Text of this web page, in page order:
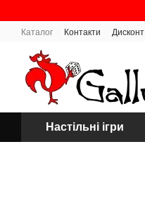
Каталог Контакти Дисконт
Настільні ігри